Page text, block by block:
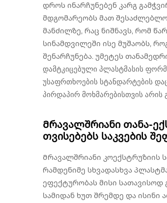
დროს ინარჩუნებენ კარგ
მდგომარეობს მათ
მანძილზე, რაც ნიშნავს, რომ
სინამდვილეში ისე მუშაობს,
შენარჩუნება. უმეტეს
დამტკიცებული პლასტმასის
უსაფრთხოების სტანდარტების
პირდაპირ მოხმარებისთვის არის
Მრავალშრიანი თანა-
თვისებებს საკვების
Მრავალშრიანი კოექსტრუზიის
რამდენიმე სხვადასხვა
ეფექტურობას მისი სათავისოდ
სამიდან ხუთ შრემდე და ისინი